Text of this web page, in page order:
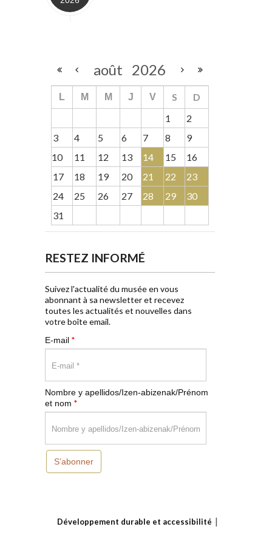
août 2026
L M M J V S
D
1
2
3
4 5 6 7 8
9
10
11 12 13 14 15
16
17
18 19 20 21 22
23
24
25 26 27 28 29
30
31
RESTEZ INFORMÉ
Suivez l'actualité du musée en vous
abonnant à sa newsletter et recevez
toutes les actualités et nouvelles dans
votre boîte email.
E-mail *
Nombre y apellidos/Izen-abizenak/Prénom
et nom *
S’abonner
Développement durable et accessibilité